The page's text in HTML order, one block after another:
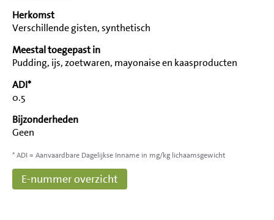
Herkomst
Verschillende gisten, synthetisch
Meestal toegepast in
Pudding, ijs, zoetwaren, mayonaise en kaasproducten
ADI*
0.5
Bijzonderheden
Geen
* ADI = Aanvaardbare Dagelijkse Inname in mg/kg lichaamsgewicht
E-nummer overzicht